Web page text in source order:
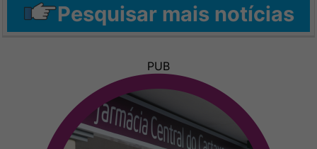
Pesquisar mais notícias
PUB